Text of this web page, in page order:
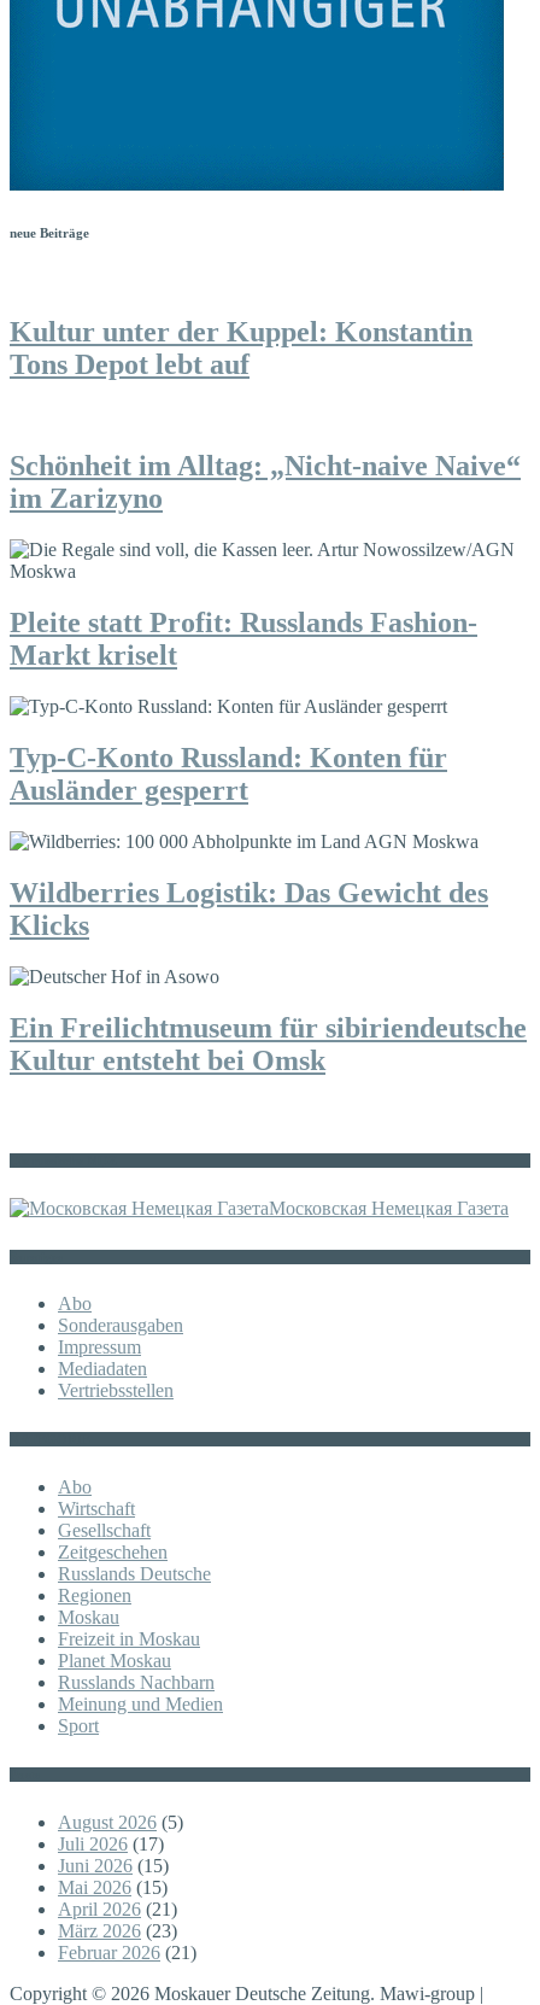
neue Beiträge
Kultur unter der Kuppel: Konstantin
Tons Depot lebt auf
Schönheit im Alltag: „Nicht-naive Naive“
im Zarizyno
Pleite statt Profit: Russlands Fashion-
Markt kriselt
Typ-C-Konto Russland: Konten für
Ausländer gesperrt
Wildberries Logistik: Das Gewicht des
Klicks
Ein Freilichtmuseum für sibiriendeutsche
Kultur entsteht bei Omsk
Московская Немецкая Газета
Abo
Sonderausgaben
Impressum
Mediadaten
Vertriebsstellen
Abo
Wirtschaft
Gesellschaft
Zeitgeschehen
Russlands Deutsche
Regionen
Moskau
Freizeit in Moskau
Planet Moskau
Russlands Nachbarn
Meinung und Medien
Sport
August 2026 (5)
Juli 2026 (17)
Juni 2026 (15)
Mai 2026 (15)
April 2026 (21)
März 2026 (23)
Februar 2026 (21)
Copyright © 2026 Moskauer Deutsche Zeitung. Mawi-group |